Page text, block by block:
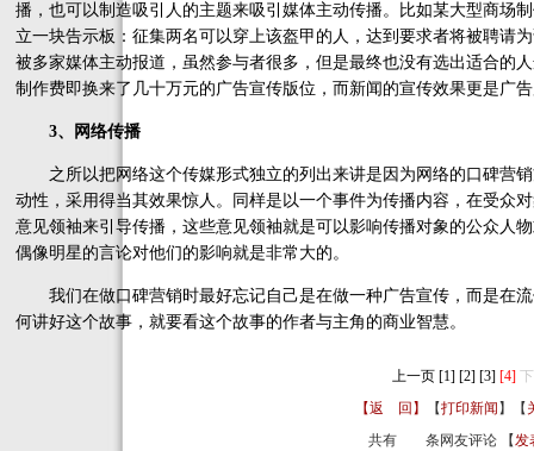
播，也可以制造吸引人的主题来吸引媒体主动传播。比如某大型商场
立一块告示板：征集两名可以穿上该盔甲的人，达到要求者将被聘请
被多家媒体主动报道，虽然参与者很多，但是最终也没有选出适合的
制作费即换来了几十万元的广告宣传版位，而新闻的宣传效果更是广
3、网络传播
之所以把网络这个传媒形式独立的列出来讲是因为网络的口碑营
动性，采用得当其效果惊人。同样是以一个事件为传播内容，在受众
意见领袖来引导传播，这些意见领袖就是可以影响传播对象的公众人
偶像明星的言论对他们的影响就是非常大的。
我们在做口碑营销时最好忘记自己是在做一种广告宣传，而是在
何讲好这个故事，就要看这个故事的作者与主角的商业智慧。
上一页 [1] [2] [3] [4]
【返 回】
【打印新闻 】【
共有
条网友评论 【发